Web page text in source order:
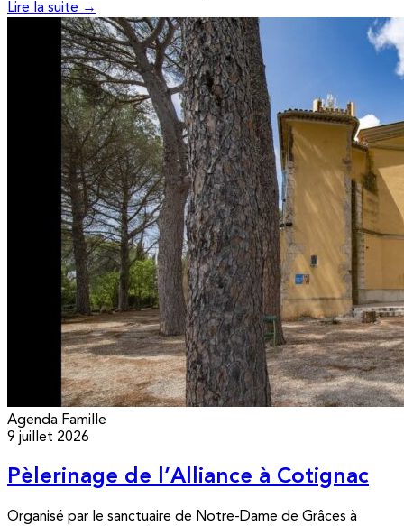
Lire la suite →
Agenda Famille
9 juillet 2026
Pèlerinage de l’Alliance à Cotignac
Organisé par le sanctuaire de Notre-Dame de Grâces à